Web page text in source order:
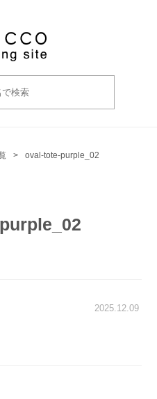
> oval-tote-purple_02
2025.12.09